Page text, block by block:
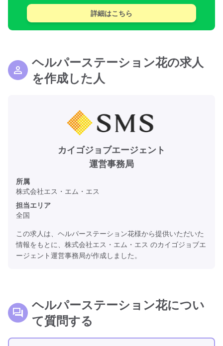
詳細はこちら
ヘルパーステーション花の求人
を作成した人
カイゴジョブエージェント
運営事務局
所属
株式会社エス・エム・エス
担当エリア
全国
この求人は、ヘルパーステーション花様から提供いただいた
情報をもとに、株式会社エス・エム・エス のカイゴジョブエ
ージェント運営事務局が作成しました。
ヘルパーステーション花につい
て質問する